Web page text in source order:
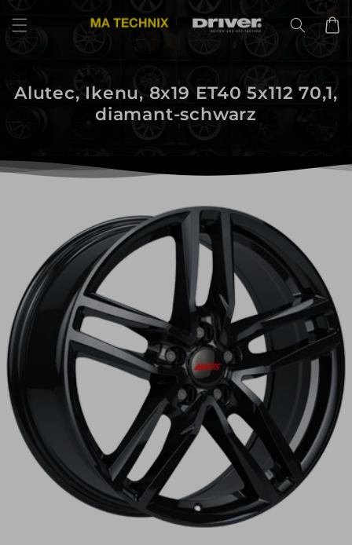
zum
Inhalt
Alutec, Ikenu, 8x19 ET40 5x112 70,1,
diamant-schwarz